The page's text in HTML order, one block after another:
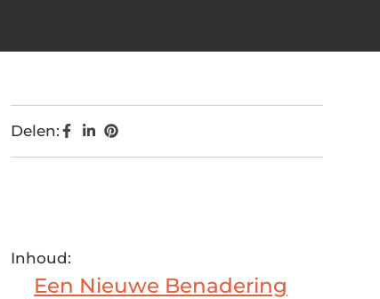
Delen:
Inhoud:
Een Nieuwe Benadering